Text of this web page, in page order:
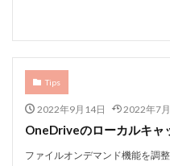
Tips
2022年9月14日 2022年7
OneDriveのローカルキャ
ファイルオンデマンド機能を調